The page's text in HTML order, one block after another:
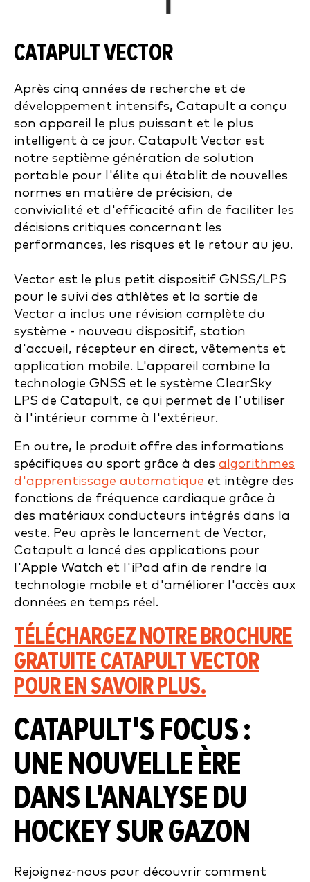
CATAPULT VECTOR
Après cinq années de recherche et de
développement intensifs, Catapult a conçu
son appareil le plus puissant et le plus
intelligent à ce jour. Catapult Vector est
notre septième génération de solution
portable pour l'élite qui établit de nouvelles
normes en matière de précision, de
convivialité et d'efficacité afin de faciliter les
décisions critiques concernant les
performances, les risques et le retour au jeu.
Vector est le plus petit dispositif GNSS/LPS
pour le suivi des athlètes et la sortie de
Vector a inclus une révision complète du
système - nouveau dispositif, station
d'accueil, récepteur en direct, vêtements et
application mobile. L'appareil combine la
technologie GNSS et le système ClearSky
LPS de Catapult, ce qui permet de l'utiliser
à l'intérieur comme à l'extérieur.
En outre, le produit offre des informations
spécifiques au sport grâce à des algorithmes
d'apprentissage automatique et intègre des
fonctions de fréquence cardiaque grâce à
des matériaux conducteurs intégrés dans la
veste. Peu après le lancement de Vector,
Catapult a lancé des applications pour
l'Apple Watch et l'iPad afin de rendre la
technologie mobile et d'améliorer l'accès aux
données en temps réel.
TÉLÉCHARGEZ NOTRE BROCHURE
GRATUITE CATAPULT VECTOR
POUR EN SAVOIR PLUS.
CATAPULT'S FOCUS :
UNE NOUVELLE ÈRE
DANS L'ANALYSE DU
HOCKEY SUR GAZON
Rejoignez-nous pour découvrir comment